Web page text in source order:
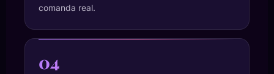
comanda real.
04